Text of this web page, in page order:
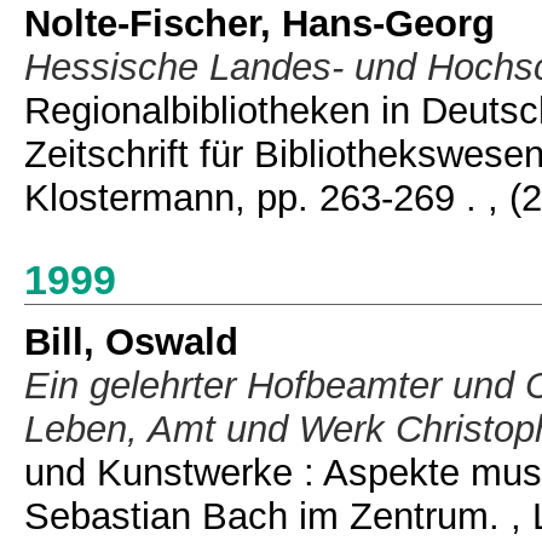
Nolte-Fischer, Hans-Georg
Hessische Landes- und
Regionalbibliotheken in
Zeitschrift für
Klostermann, pp. 263-269 . ,
1999
Bill, Oswald
Ein gelehrter Hofbeamter und
Leben, Amt und Werk
und Kunstwerke : Aspekte
Sebastian Bach im Zentrum.